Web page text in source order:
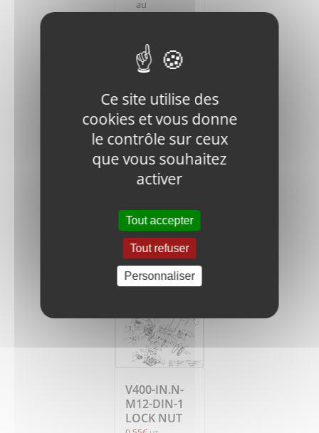
au
V400-
DIN-1
WASHER
Ajouter
au
panier
Détails
V400-IN.N-
M12-DIN-1
LOCK NUT
Ce site utilise des
cookies et vous donne
le contrôle sur ceux
que vous souhaitez
activer
Tout accepter
Tout refuser
Personnaliser